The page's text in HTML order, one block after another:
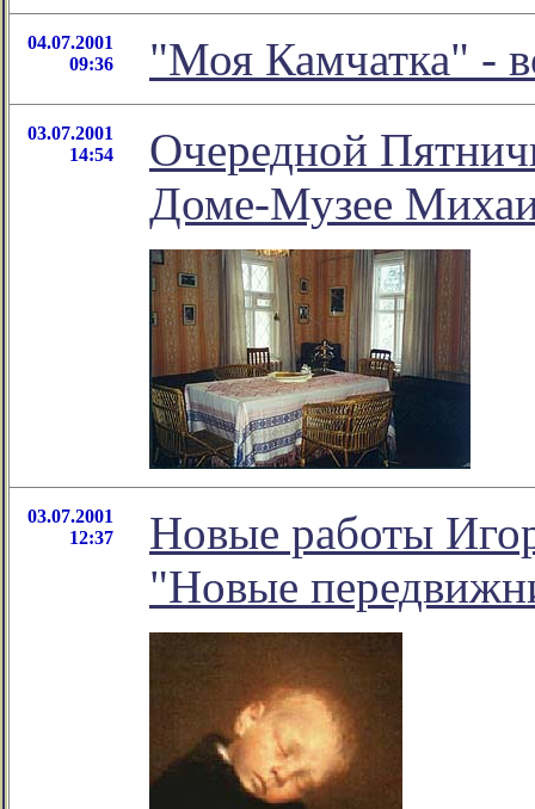
04.07.2001
09:36
"Моя Камчатка" -
03.07.2001
14:54
Очередной
Доме-Музее
03.07.2001
12:37
Новые работы
"Новые